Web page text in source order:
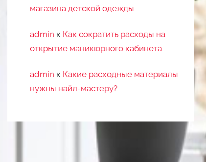
магазина детской одежды
admin к Как сократить расходы на
открытие маникюрного кабинета
admin к Какие расходные материалы
нужны найл-мастеру?